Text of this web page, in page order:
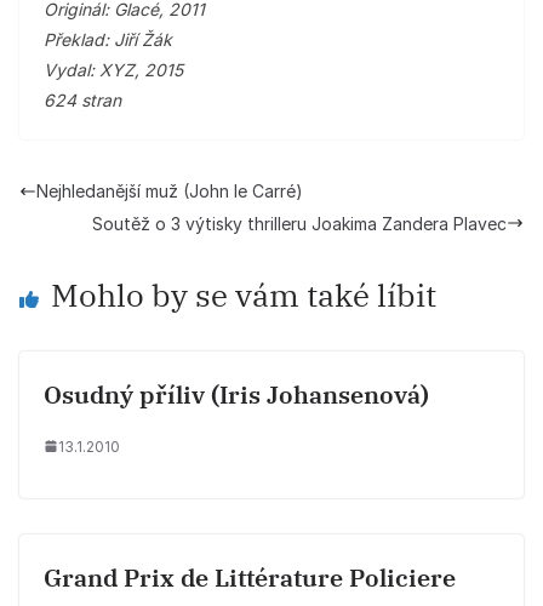
Originál: Glacé, 2011
Překlad: Jiří Žák
Vydal: XYZ, 2015
624 stran
Nejhledanější muž (John le Carré)
Soutěž o 3 výtisky thrilleru Joakima Zandera Plavec
Mohlo by se vám také líbit
Osudný příliv (Iris Johansenová)
13.1.2010
Grand Prix de Littérature Policiere